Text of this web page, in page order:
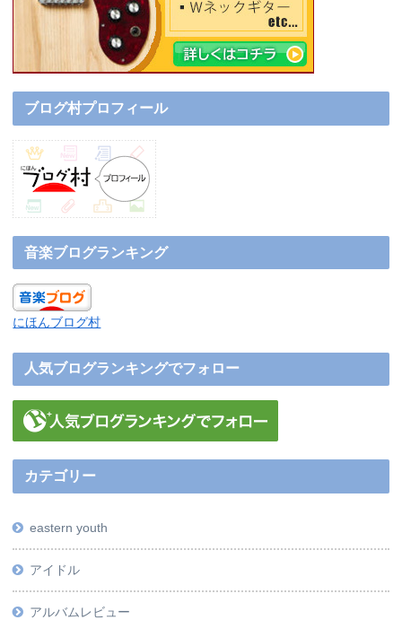
ブログ村プロフィール
音楽ブログランキング
にほんブログ村
人気ブログランキングでフォロー
カテゴリー
eastern youth
アイドル
アルバムレビュー